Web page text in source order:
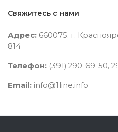
Свяжитесь с нами
Адрес: 660075. г.
814
Телефон: (391) 290-69-50,
Email: info@1line.info